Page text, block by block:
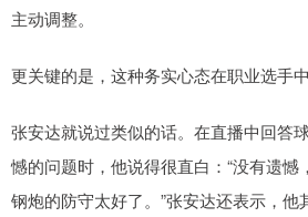
主动调整。
更关键的是，这种务实心态在职业选手中
张安达就说过类似的话。在直播中回答
憾的问题时，他说得很直白：“没有遗
钢炮的防守太好了。”张安达还表示，他